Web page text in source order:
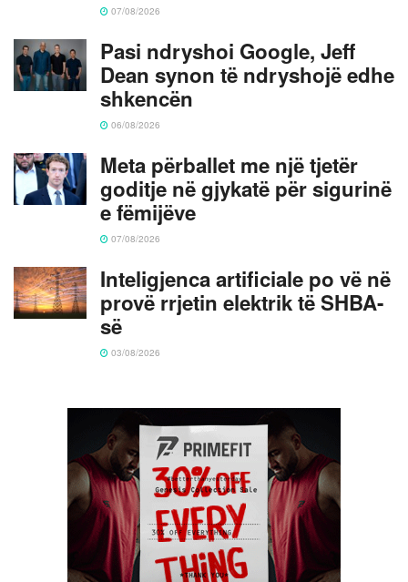
07/08/2026
Pasi ndryshoi Google, Jeff
Dean synon të ndryshojë edhe
shkencën
06/08/2026
Meta përballet me një tjetër
goditje në gjykatë për sigurinë
e fëmijëve
07/08/2026
Inteligjenca artificiale po vë në
provë rrjetin elektrik të SHBA-
së
03/08/2026